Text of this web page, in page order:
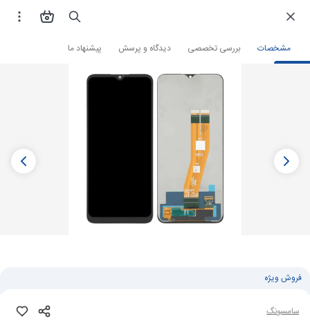
مشخصات بررسی تخصصی دیدگاه و پرسش پیشنهاد ما فروشگاه اینترنتی لوازم جانبی و قطعات موبایل قطعات موبایل
فروش ویژه
سامسونگ